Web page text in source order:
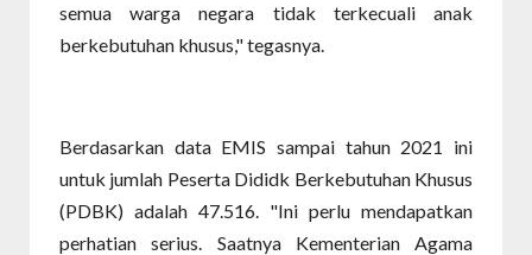
semua warga negara tidak terkecuali anak
berkebutuhan khusus," tegasnya.
Berdasarkan data EMIS sampai tahun 2021 ini
untuk jumlah Peserta Dididk Berkebutuhan Khusus
(PDBK) adalah 47.516. "Ini perlu mendapatkan
perhatian serius. Saatnya Kementerian Agama